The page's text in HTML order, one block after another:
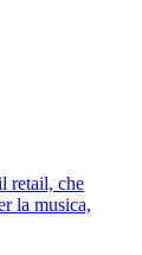
retail, che
la musica,